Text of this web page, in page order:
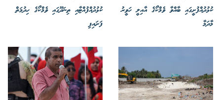
ކުޅުދުއްފުށީގައި ބާއްވާ ވެމްކޯގެ އާއިލީ ހަވީރު
މާދަމާ
ކުޅުދުއްފުއްޓާއި ތިނަދޫގައި ވެމްކޯގެ ހިދުމަތް
ފަށައިފި